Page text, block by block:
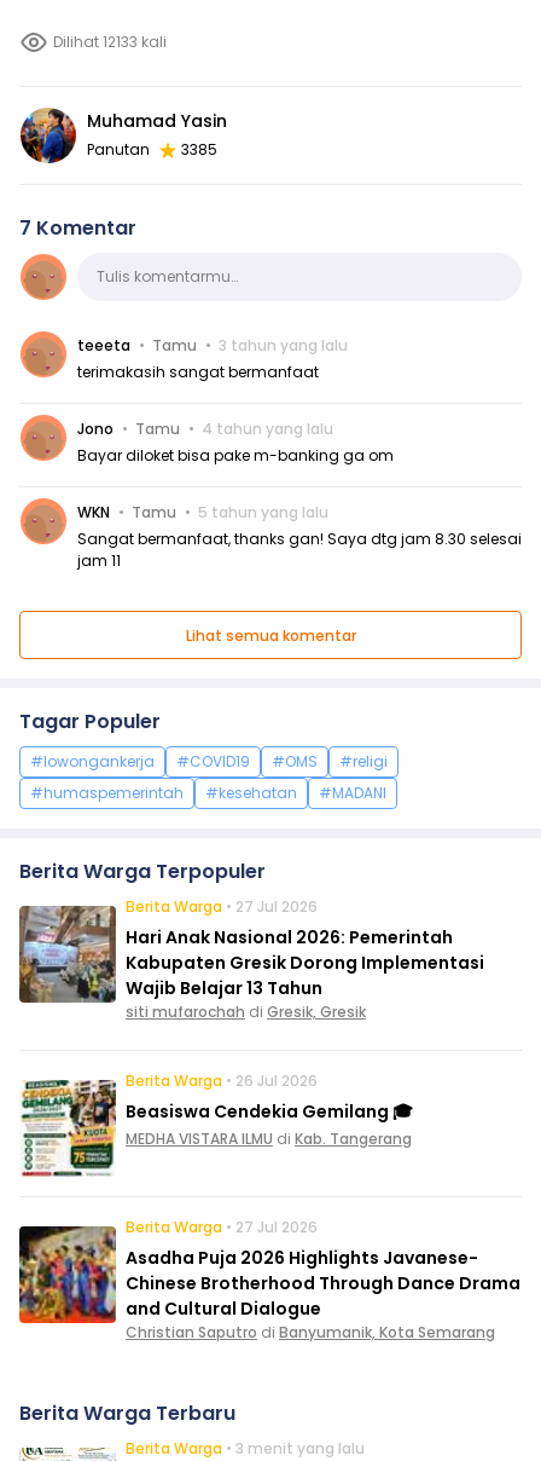
Dilihat 12133 kali
Muhamad Yasin
Panutan 3385
7 Komentar
KomentarTulis komentarmu…
teeeta Tamu
3 tahun yang lalu
terimakasih sangat bermanfaat
Jono Tamu
4 tahun yang lalu
Bayar diloket bisa pake m-banking ga om
WKN Tamu
5 tahun yang lalu
Sangat bermanfaat, thanks gan! Saya dtg jam 8.30 selesai
jam 11
Lihat semua komentar
Tagar Populer
#lowongankerja #COVID19 #OMS
#religi
#humaspemerintah
#kesehatan #MADANI
Berita Warga Terpopuler
Berita Warga • 27 Jul 2026
Hari Anak Nasional 2026: Pemerintah
Kabupaten Gresik Dorong Implementasi
Wajib Belajar 13 Tahun
siti mufarochah di Gresik, Gresik
Berita Warga • 26 Jul 2026
Beasiswa Cendekia Gemilang 🎓
MEDHA VISTARA ILMU di Kab. Tangerang
Berita Warga • 27 Jul 2026
Asadha Puja 2026 Highlights Javanese-
Chinese Brotherhood Through Dance Drama
and Cultural Dialogue
Christian Saputro di Banyumanik, Kota Semarang
Berita Warga Terbaru
Berita Warga • 3 menit yang lalu